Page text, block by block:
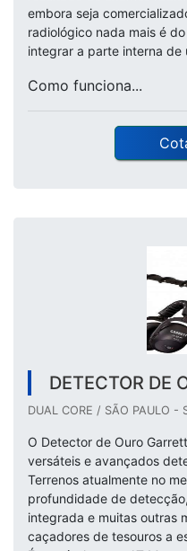
embora seja
radiológico nada mais é
integrar a parte interna de
Como funciona...
DETECTOR DE
DUAL CORE / SÃO PAULO -
O Detector de Ouro
versáteis e avançados
Terrenos atualmente no
profundidade de
integrada e muitas outras
caçadores de tesouros a